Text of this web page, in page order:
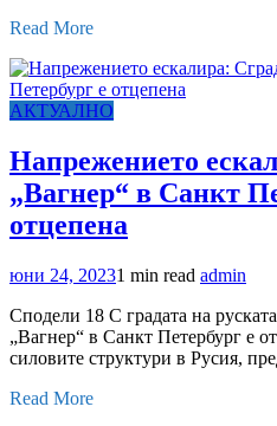
Read More
АКТУАЛНО
Напрежението
„Вагнер“ в Санкт
отцепена
юни 24, 20231 min read admin
Сподели 18 С градата на
„Вагнер“ в Санкт Петербург е
силовите структури в Русия,
Read More